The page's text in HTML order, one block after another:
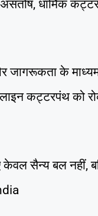
धार्मिक
जागरूकता के
कट्टरपंथ को
सैन्य बल नहीं,